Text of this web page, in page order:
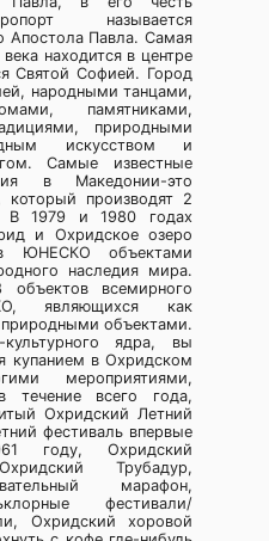
называется
Апостола Павла. Самая
находится в центре
Святой Софией. Город
народными танцами,
памятниками,
природными
искусством и
Самые известные
в Македонии-это
производят 2
В 1979 и 1980 годах
и Охридское озеро
ЮНЕСКО объектами
наследия мира.
всемирного
являющихся как
объектами.
ядра, вы
купанием в Охридском
мероприятиями,
течение всего года,
Охридский Летний
фестиваль впервые
году, Охридский
Трубадур,
марафон,
фестивали/
Охридский хоровой